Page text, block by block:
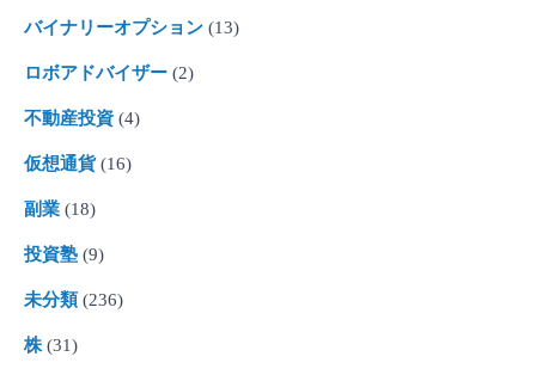
バイナリーオプション (13)
ロボアドバイザー (2)
不動産投資 (4)
仮想通貨(16)
副業 (18)
投資塾 (9)
未分類(236)
株 (31)